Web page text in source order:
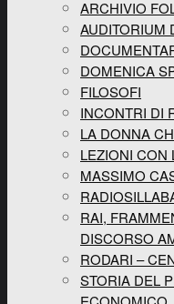
ARCHIVIO
AUDITORIUM
DOMENICA
FILOSOFI
INCONTRI DI
LA DONNA
LEZIONI CON
MASSIMO
RAI,
DISCORSO
RODARI –
STORIA DEL